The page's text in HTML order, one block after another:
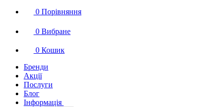
0 Порівняння
0 Вибране
0 Кошик
Бренди
Акції
Послуги
Блог
Інформація